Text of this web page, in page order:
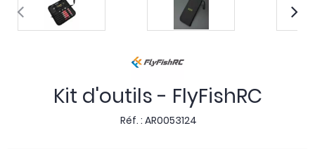
Kit d'outils - FlyFishRC
Réf. : AR0053124